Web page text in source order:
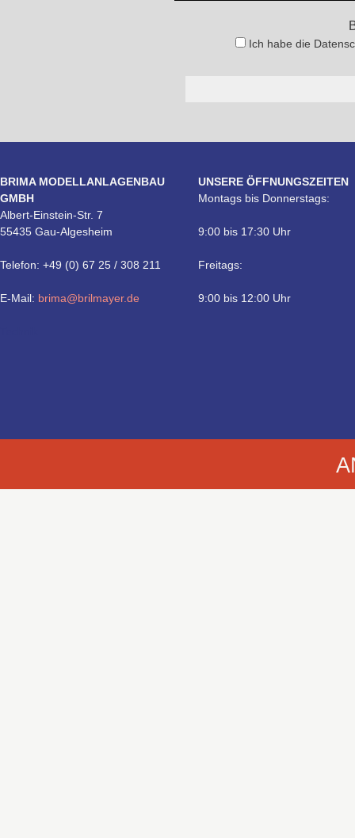
Ich habe die
BRIMA MODELLANLAGENBAU
GMBH
Albert-Einstein-Str. 7
55435 Gau-Algesheim
Telefon: +49 (0) 67 25 / 308 211
E-Mail: brima@brilmayer.de
UNSERE ÖFFNUNGSZEITEN
Montags bis Donnerstags:
9:00 bis 17:30 Uhr
Freitags:
9:00 bis 12:00 Uhr